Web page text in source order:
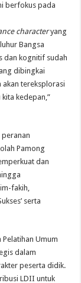
berfokus pada
characteryang
Bangsa
dan kognitif sudah
dibingkai
akan tereksplorasi
kedepan,”
peranan
Pamong
dan
fakih,
serta
Umum
dalam
peserta didik.
LDII untuk